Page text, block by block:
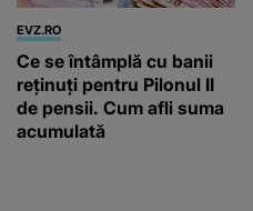
EVZ.RO
Ce se întâmplă cu banii
reținuți pentru Pilonul II
de pensii. Cum afli suma
acumulată